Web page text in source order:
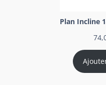
Plan Incline